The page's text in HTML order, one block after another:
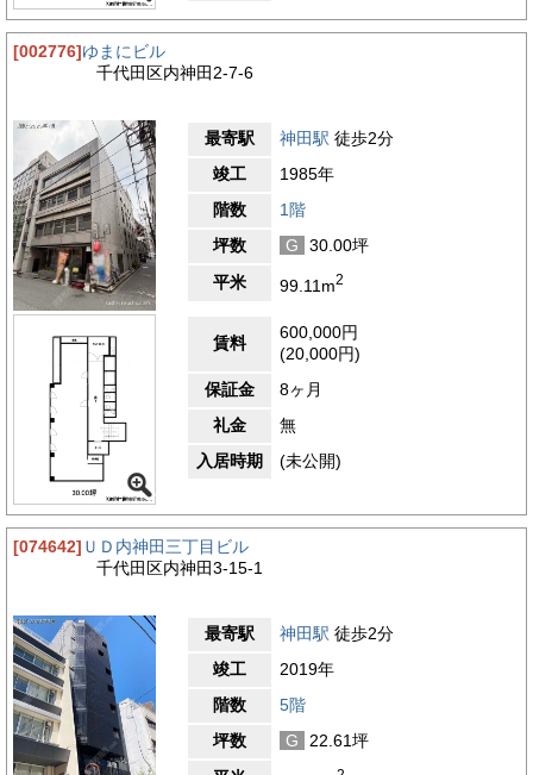
[002776]ゆまにビル
千代田区内神田2-7-6
最寄駅 神田駅 徒歩2分
竣工
1985年
階数
1階
坪数
G
30.00坪
平米
99.11m2
賃料
600,000円
(20,000円)
保証金
8ヶ月
礼金
無
入居時期
(未公開)
[074642] ＵＤ内神田三丁目ビル
千代田区内神田3-15-1
最寄駅 神田駅 徒歩2分
竣工
2019年
階数
5階
坪数
G
22.61坪